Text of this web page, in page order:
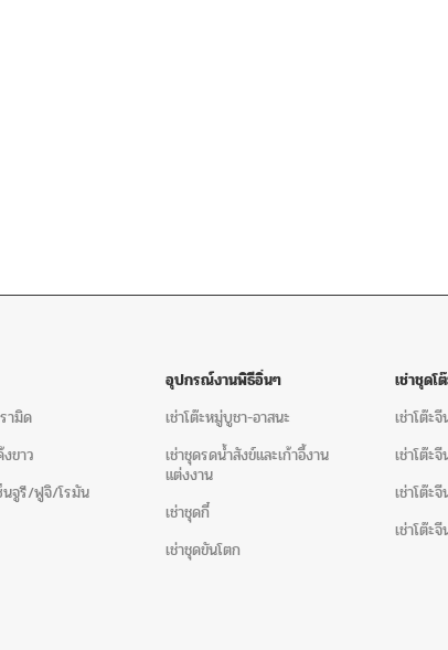
ามิด
ขาว
นจูรี/ฟูจิ/โรมัน
อุปกรณ์งานพิธีอิ่นๆ
เช่าโต๊ะหมู่บูชา-อาสนะ
เช่าชุดรดน้ำสังข์และเก้าอี้งาน
แต่งงาน
เช่าชุดกี๋
เช่าชุดขันโตก
เช่าชุดโ
เช่าโต๊ะ
เช่าโต๊ะ
เช่าโต๊ะ
เช่าโต๊ะ